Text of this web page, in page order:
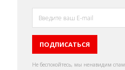
Не беспокойтесь, мы ненавидим спам